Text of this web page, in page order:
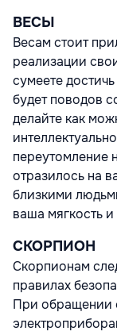
ВЕСЫ
Весам стоит
реализации
сумеете
будет поводов
делайте как
переутомление
отразилось на
близкими
ваша мягкость и
СКОРПИОН
Скорпионам
правилах
При обращении